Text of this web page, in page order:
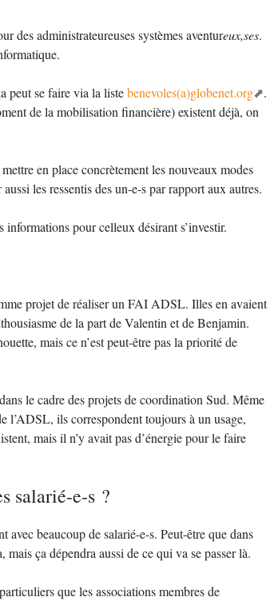
des administrateureuses systèmes aventureux,ses.
peut se faire via la listebenevoles(a)globenet.org
.
de la mobilisation financière) existent déjà, on
en place concrètement les nouveaux modes
les ressentis des un-e-s par rapport aux autres.
informations pour celleux désirant s’investir.
projet de réaliser un FAI ADSL. Illes en avaient
de la part de Valentin et de Benjamin.
mais ce n’est peut-être pas la priorité de
le cadre des projets de coordination Sud. Même
l’ADSL, ils correspondent toujours à un usage,
mais il n’y avait pas d’énergie pour le faire
salarié-e-s ?
avec beaucoup de salarié-e-s. Peut-être que dans
ça dépendra aussi de ce qui va se passer là.
que les associations membres de